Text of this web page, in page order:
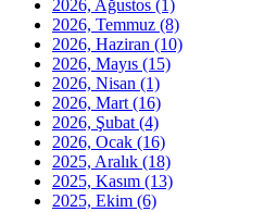
2026, Ağustos (1)
2026, Temmuz (8)
2026, Haziran (10)
2026, Mayıs (15)
2026, Nisan (1)
2026, Mart (16)
2026, Şubat (4)
2026, Ocak (16)
2025, Aralık (18)
2025, Kasım (13)
2025, Ekim (6)